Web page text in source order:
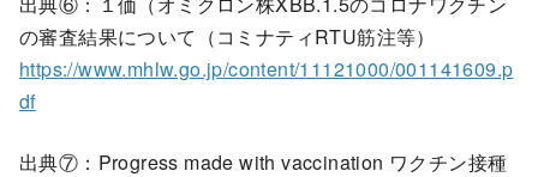
の審査結果について（コミナティRTU筋注等）
https://www.mhlw.go.jp/content/11121000/001141609.p
df
出典⑦：Progress made with vaccination ワクチン接種